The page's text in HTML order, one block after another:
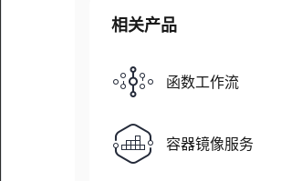
相关产品
函数工作流
容器镜像服务